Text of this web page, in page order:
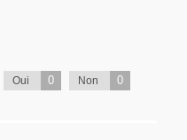
Oui 0 Non 0